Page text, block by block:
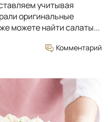
учитывая
оригинальные
можете найти салаты...
Комментарий